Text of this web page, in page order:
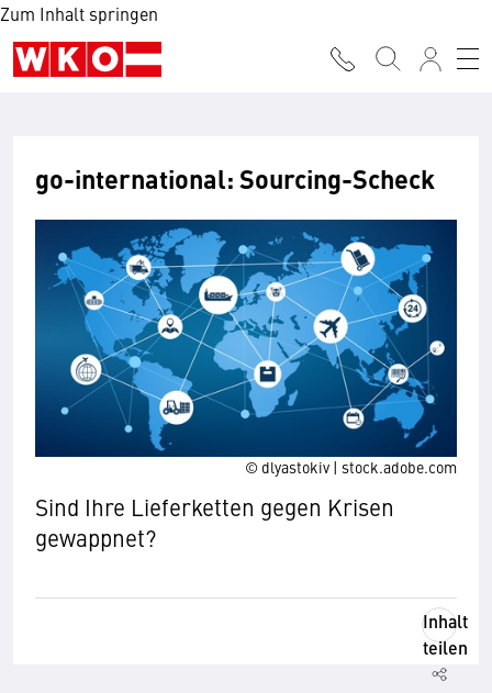
Zum Inhalt springen
© dlyastokiv | stock.adobe.com
go-international: Sourcing-Scheck
Sind Ihre Lieferketten gegen Krisen
gewappnet?
Inhalt
teilen